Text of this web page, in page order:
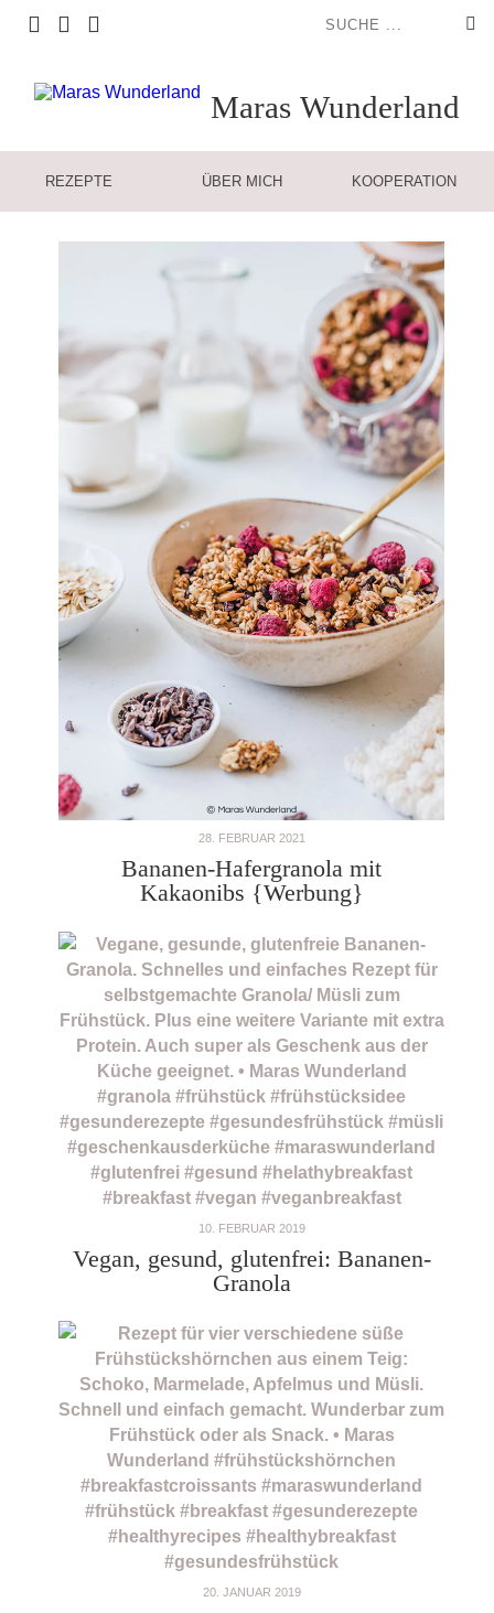
Maras Wunderland
REZEPTE ÜBER MICH KOOPERATION
28. FEBRUAR 2021
Bananen-Hafergranola mit
Kakaonibs {Werbung}
10. FEBRUAR 2019
Vegan, gesund, glutenfrei: Bananen-
Granola
20. JANUAR 2019